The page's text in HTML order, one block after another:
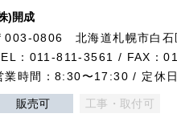
)開成
003-0806 北海道札幌市白石
：011-811-3561 / FAX：
業時間：8:30〜17:30 / 定休
販売可 工事・取付可